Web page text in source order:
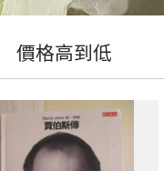
價格高到低